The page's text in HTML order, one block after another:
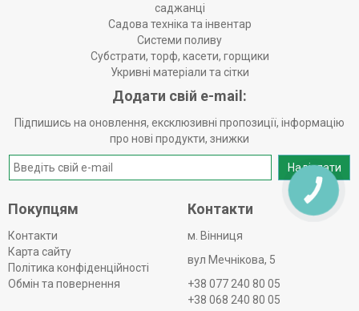
саджанці
Садова техніка та інвентар
Системи поливу
Субстрати, торф, касети, горщики
Укривні матеріали та сітки
Додати свій e-mail:
Підпишись на оновлення, ексклюзивні пропозиції, інформацію
про нові продукти, знижки
Надіслати
Покупцям
Контакти
Карта сайту
Політика конфіденційності
Обмін та повернення
Контакти
м. Вінниця
вул Мечнікова, 5
+38 077 240 80 05
+38 068 240 80 05
КНОПКА
ЗВ'ЯЗКУ